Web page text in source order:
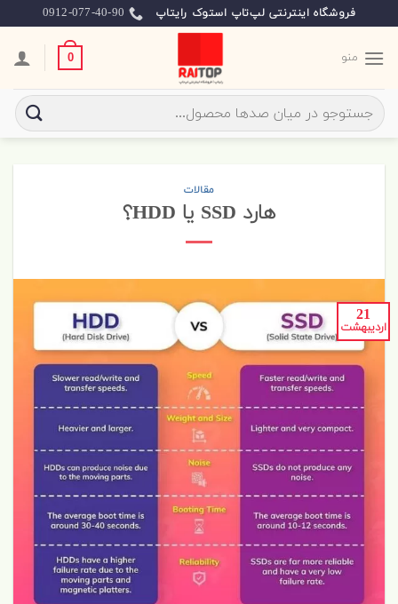
to
content
فروشگاه اینترنتی لپ‌تاپ استوک رایتاپ 0912-077-40-90
منو 0
جستجو
برای:
مقالات
هارد SSD یا HDD؟
21
اردیبهشت